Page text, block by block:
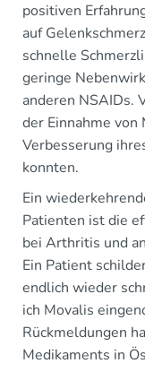
positiven
auf
schnelle
geringe
anderen NSAIDs.
der Einnahme
Verbesserung
konnten.
Ein
Patienten ist die
bei Arthritis und
Ein Patient
endlich wieder
ich Movalis
Rückmeldungen
Medikaments in